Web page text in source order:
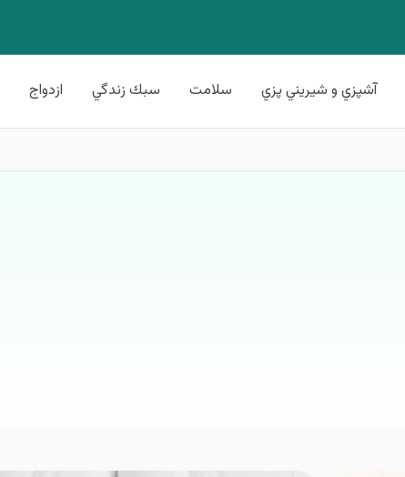
آشپزي و شيريني پزي سلامت سبك زندگي ازدواج